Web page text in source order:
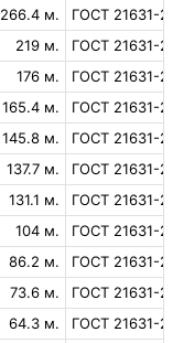
266.4 м.
ГОСТ 21631-
219 м.
ГОСТ 21631-
176 м.
ГОСТ 21631-
165.4 м.
ГОСТ 21631-
145.8 м.
ГОСТ 21631-
137.7 м.
ГОСТ 21631-
131.1 м.
ГОСТ 21631-
104 м.
ГОСТ 21631-
86.2 м.
ГОСТ 21631-
73.6 м.
ГОСТ 21631-
64.3 м.
ГОСТ 21631-